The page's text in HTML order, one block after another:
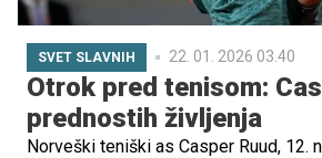
SVET SLAVNIH 22. 01. 2026 03.40
Otrok pred tenisom:
prednostih življenja
Norveški teniški as Casper Ruud, 12.